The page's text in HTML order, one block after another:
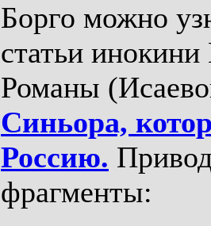
Борго можно
статьи
Романы
Синьора,
Россию.
фрагменты: